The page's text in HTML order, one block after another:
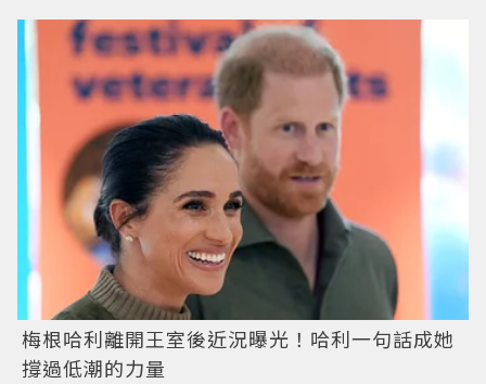
梅根哈利離開王室後近況曝光！哈利一句話成她
撐過低潮的力量